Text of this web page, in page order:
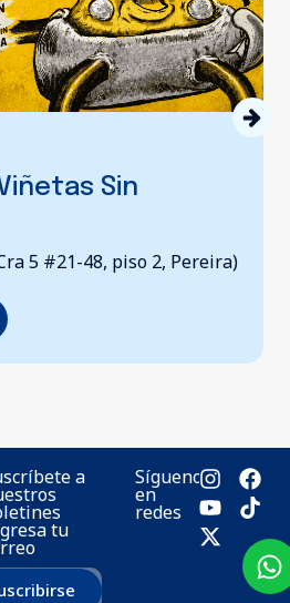
Sin
5 #21-48, piso 2, Pereira)
a
tu
Síguenos
en
redes